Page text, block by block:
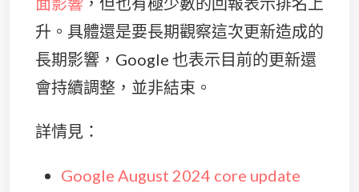
升。具體還是要長期觀察這次更新造成的
長期影響，Google 也表示目前的更新還
會持續調整，並非結束。
詳情見：
Google August 2024 core update